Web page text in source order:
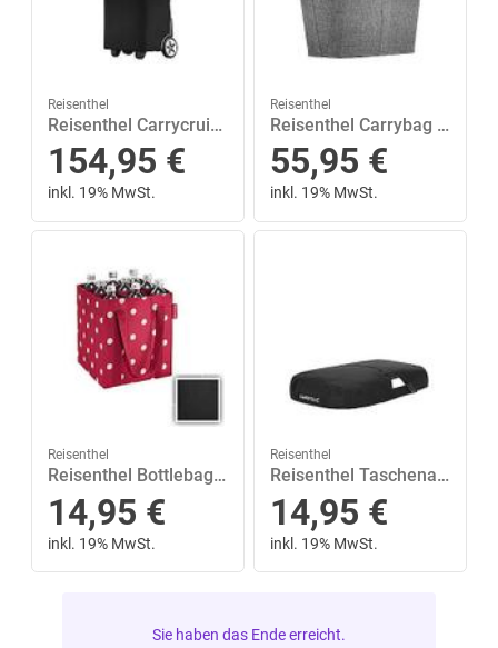
Reisenthel
Reisenthel Carrycruiser iso Shopping 40 Liter Schwarz
154,95 €
inkl. 19% MwSt.
Reisenthel
Reisenthel Carrybag Frame Twist Shopping 22 Liter
55,95 €
inkl. 19% MwSt.
Reisenthel
Reisenthel Bottlebag Shopping 6.75 Liter Schwarz
14,95 €
inkl. 19% MwSt.
Reisenthel
Reisenthel Taschenabdeckung Carrybag Cover Shopping Schwarz
14,95 €
inkl. 19% MwSt.
Sie haben das Ende erreicht.